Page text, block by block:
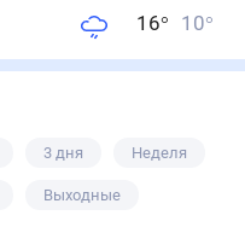
16° 10°
3 дня Неделя
Выходные